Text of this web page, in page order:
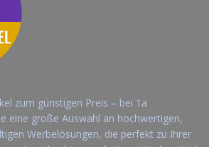
zum günstigen Preis – bei 1a
eine große Auswahl an hochwertigen,
Werbelösungen, die perfekt zu Ihrer